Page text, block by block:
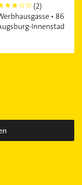
(2)
• 86150
Innenstadt